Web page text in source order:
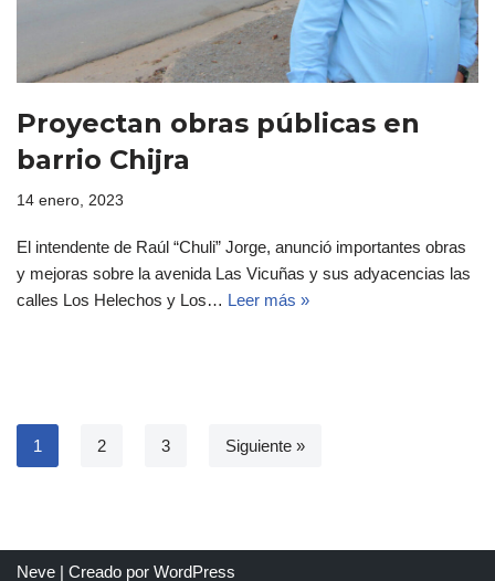
Proyectan obras públicas en
barrio Chijra
14 enero, 2023
El intendente de Raúl “Chuli” Jorge, anunció importantes obras
y mejoras sobre la avenida Las Vicuñas y sus adyacencias las
calles Los Helechos y Los… Leer más »
1 2 3 Siguiente »
Neve | Creado por WordPress